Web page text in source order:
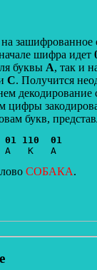
зашифрованное
шифра идет
буквы А, так и
С. Получится
декодирование
цифры
букв,
01 110  01
СОБАКА.